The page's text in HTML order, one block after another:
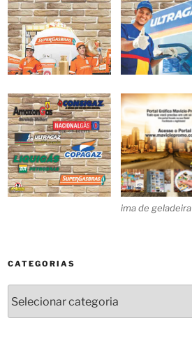
ima de geladeira
CATEGORIAS